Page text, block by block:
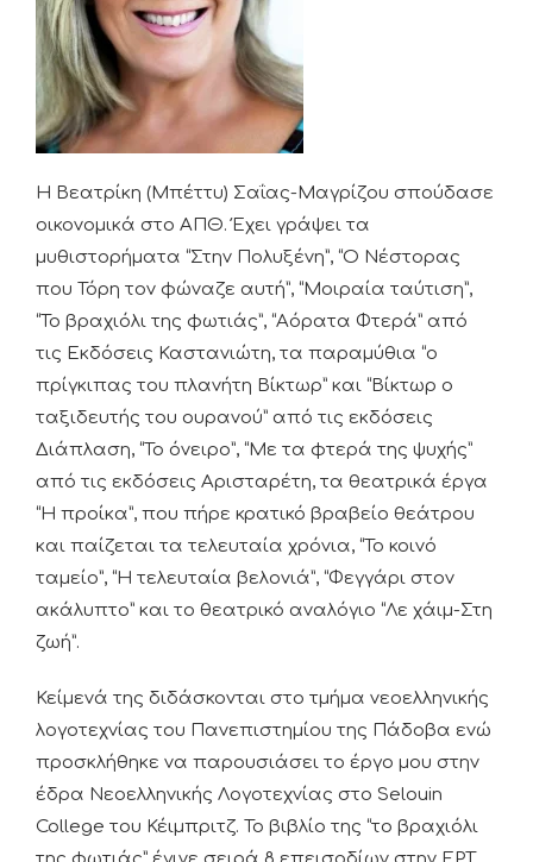
Η Βεατρίκη (Μπέττυ) Σαΐας-Μαγρίζου σπούδασε
οικονομικά στο ΑΠΘ. Έχει γράψει τα
μυθιστορήματα “Στην Πολυξένη”, “Ο Νέστορας
που Τόρη τον φώναζε αυτή”, “Μοιραία ταύτιση”,
“Το βραχιόλι της φωτιάς”, “Αόρατα Φτερά” από
τις Εκδόσεις Καστανιώτη, τα παραμύθια “ο
πρίγκιπας του πλανήτη Βίκτωρ” και “Βίκτωρ ο
ταξιδευτής του ουρανού” από τις εκδόσεις
Διάπλαση, “Το όνειρο”, “Με τα φτερά της ψυχής”
από τις εκδόσεις Αρισταρέτη, τα θεατρικά έργα
“Η προίκα”, που πήρε κρατικό βραβείο θεάτρου
και παίζεται τα τελευταία χρόνια, “Το κοινό
ταμείο”, “Η τελευταία βελονιά”, “Φεγγάρι στον
ακάλυπτο” και το θεατρικό αναλόγιο “Λε χάιμ-Στη
ζωή”.
Κείμενά της διδάσκονται στο τμήμα νεοελληνικής
λογοτεχνίας του Πανεπιστημίου της Πάδοβα ενώ
προσκλήθηκε να παρουσιάσει το έργο μου στην
έδρα Νεοελληνικής Λογοτεχνίας στο Selouin
College του Κέιμπριτζ. Το βιβλίο της “το βραχιόλι